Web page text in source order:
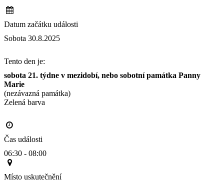
Datum začátku události
Sobota 30.8.2025
Tento den je:
sobota 21. týdne v mezidobí, nebo sobotní památka Panny
Marie
(nezávazná památka)
Zelená barva
Čas události
06:30 - 08:00
Místo uskutečnění